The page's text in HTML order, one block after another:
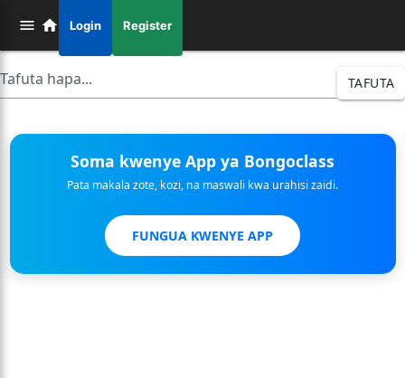
Login Register
TAFUTA
Soma kwenye App ya Bongoclass
Pata makala zote, kozi, na maswali kwa urahisi zaidi.
FUNGUA KWENYE APP